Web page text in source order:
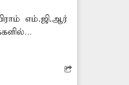
எம்.ஜி.ஆர்
செல்லும்
மக்கள்